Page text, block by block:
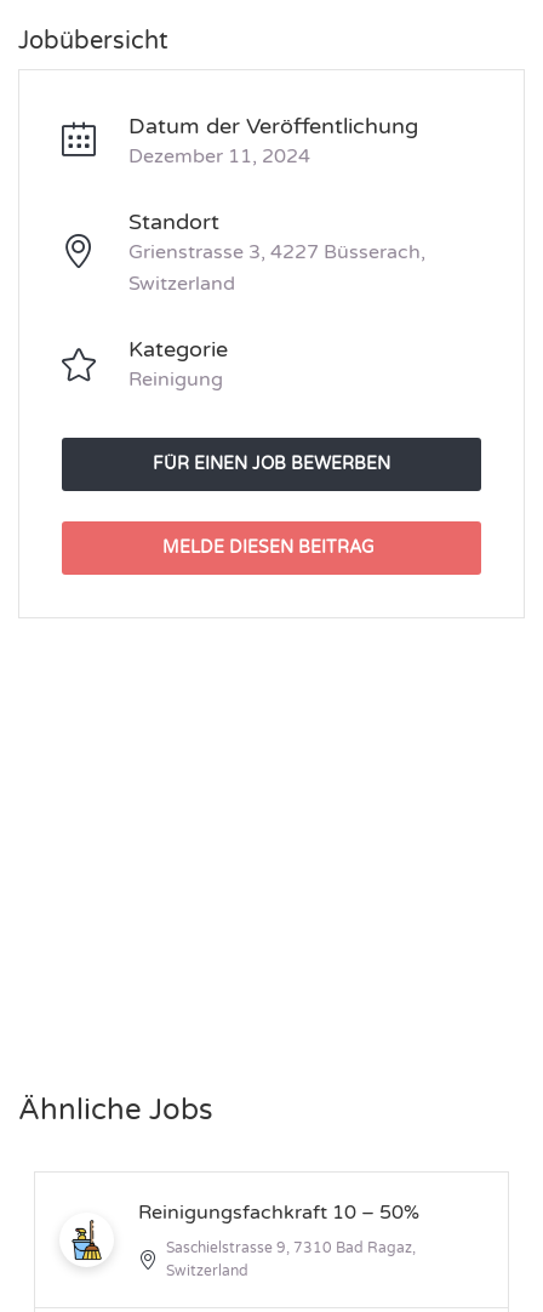
Jobübersicht
Datum der Veröffentlichung
Dezember 11, 2024
Standort
Grienstrasse 3, 4227 Büsserach,
Switzerland
Kategorie
Reinigung
FÜR EINEN JOB BEWERBEN
MELDE DIESEN BEITRAG
Ähnliche Jobs
Reinigungsfachkraft 10 – 50%
Saschielstrasse 9, 7310 Bad Ragaz,
Switzerland